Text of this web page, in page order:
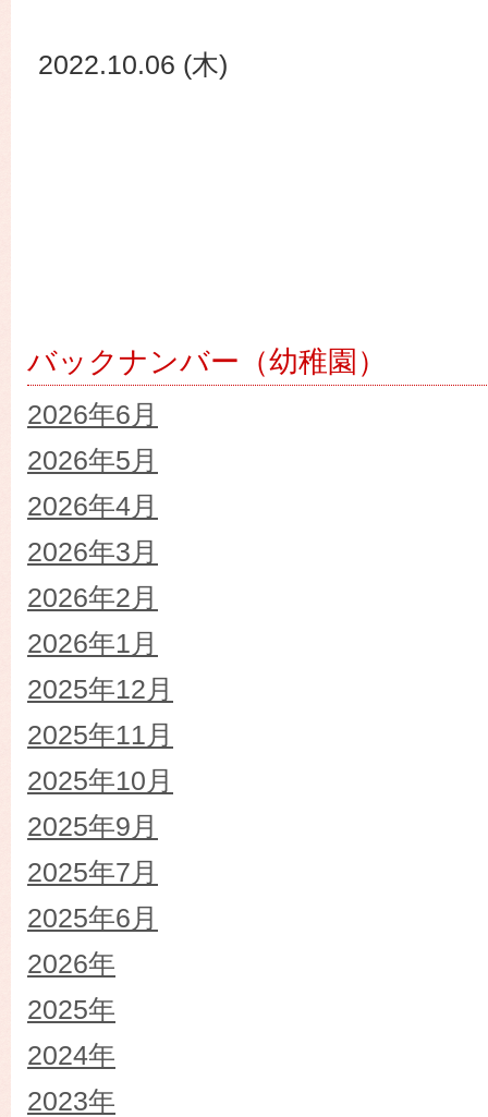
2022.10.06 (木)
バックナンバー（幼稚園）
2026年6月
2026年5月
2026年4月
2026年3月
2026年2月
2026年1月
2025年12月
2025年11月
2025年10月
2025年9月
2025年7月
2025年6月
2026年
2025年
2024年
2023年